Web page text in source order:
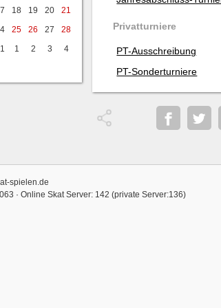
18 19 20
21
25 26 27
28
1 2 3 4
Privatturniere
PT-Ausschreibung
PT-Sonderturniere
spielen.de
· Online Skat Server: 142 (private Server:136)